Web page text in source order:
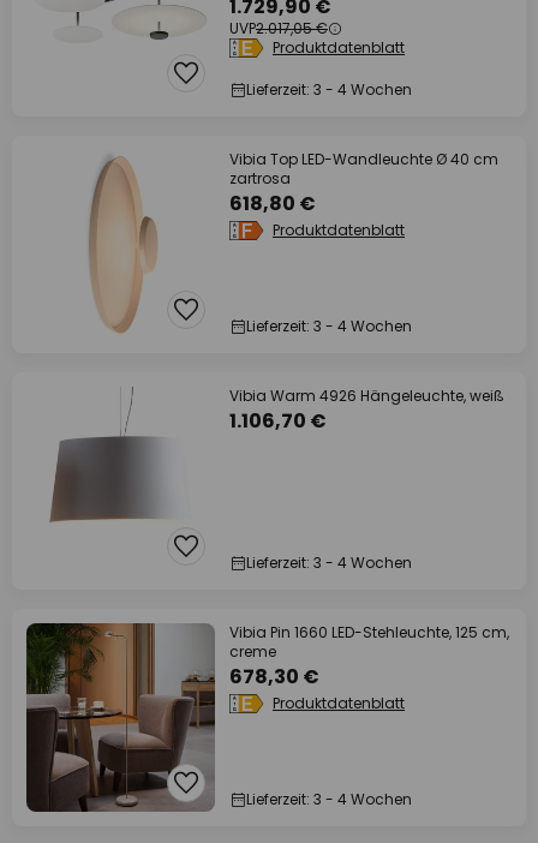
1.729,90 €
UVP2.017,05 €
Produktdatenblatt
Lieferzeit: 3 - 4 Wochen
Vibia Top LED-Wandleuchte Ø 40 cm
zartrosa
618,80 €
Produktdatenblatt
Lieferzeit: 3 - 4 Wochen
Vibia Warm 4926 Hängeleuchte, weiß
1.106,70 €
Lieferzeit: 3 - 4 Wochen
Vibia Pin 1660 LED-Stehleuchte, 125 cm,
creme
678,30 €
Produktdatenblatt
Lieferzeit: 3 - 4 Wochen